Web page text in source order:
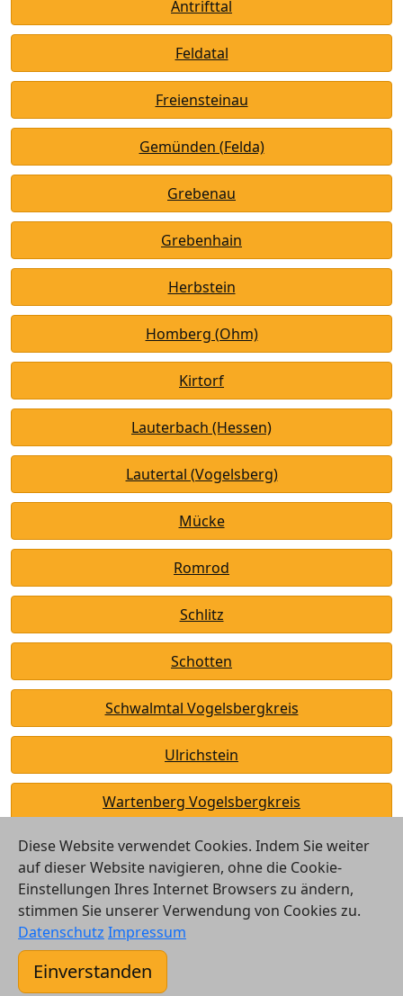
Antrifttal
Feldatal
Freiensteinau
Gemünden (Felda)
Grebenau
Grebenhain
Herbstein
Homberg (Ohm)
Kirtorf
Lauterbach (Hessen)
Lautertal (Vogelsberg)
Mücke
Romrod
Schlitz
Schotten
Schwalmtal Vogelsbergkreis
Ulrichstein
Wartenberg Vogelsbergkreis
© 2026 Vergleichsrechner24 GmbH
Kontakt
Diese Website verwendet Cookies. Indem Sie weiter
auf dieser Website navigieren, ohne die Cookie-
Einstellungen Ihres Internet Browsers zu ändern,
stimmen Sie unserer Verwendung von Cookies zu.
Datenschutz Impressum
Einverstanden